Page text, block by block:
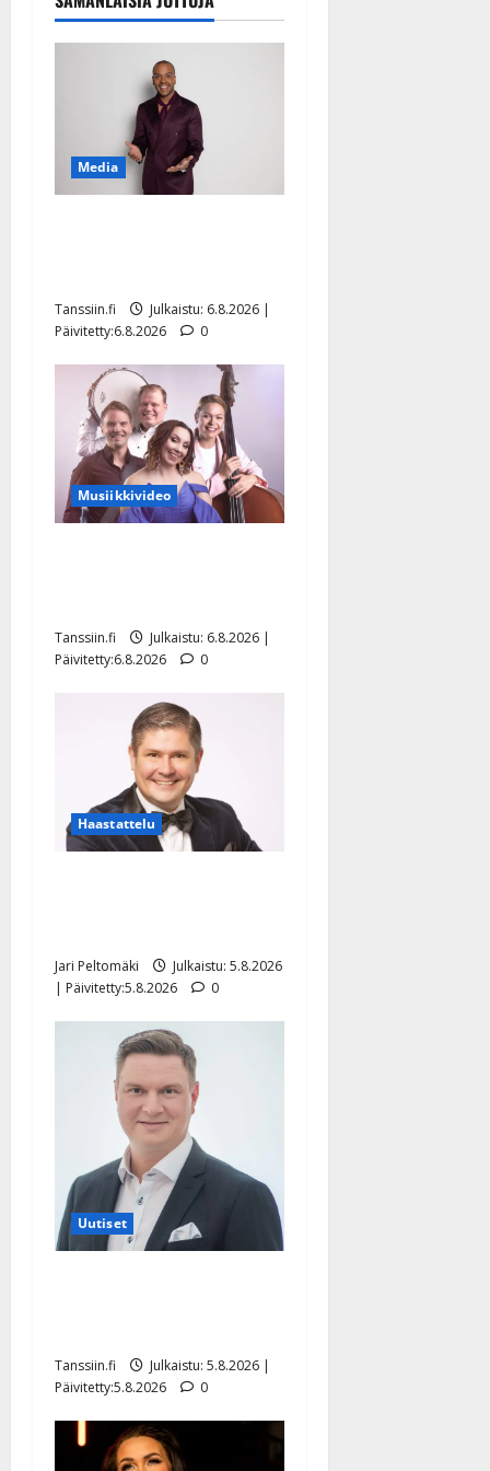
Media
Tanssiin.fi
Julkaistu: 6.8.2026 |
Päivitetty:6.8.2026
0
Musiikkivideo
Tanssiin.fi
Julkaistu: 6.8.2026 |
Päivitetty:6.8.2026
0
Haastattelu
Jari Peltomäki
Julkaistu: 5.8.2026
| Päivitetty:5.8.2026
0
Uutiset
Tanssiin.fi
Julkaistu: 5.8.2026 |
Päivitetty:5.8.2026
0